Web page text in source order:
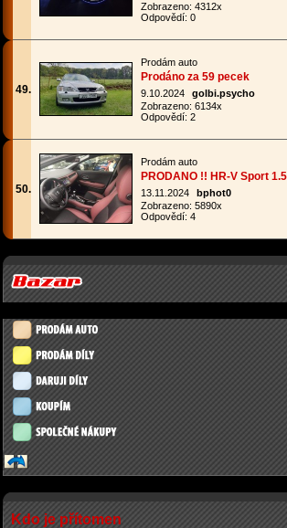
Zobrazeno: 4312x
Odpovědí: 0
49.
Prodám auto
Prodáno za 59 pecek
9.10.2024
golbi.psycho
Zobrazeno: 6134x
Odpovědí: 2
50.
Prodám auto
PRODANO !! HR-V Sport
13.11.2024
bphot0
Zobrazeno: 5890x
Odpovědí: 4
Kdo je přítomen